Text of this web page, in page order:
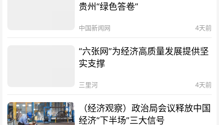
贵州“绿色答卷”
中国新闻网 4天前
“六张网”为经济高质量发展提供坚
实支撑
三里河 4天前
（经济观察）政治局会议释放中国
经济“下半场”三大信号